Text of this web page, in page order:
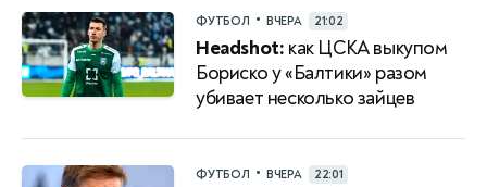
ФУТБОЛ • ВЧЕРА 21:02
Headshot: как ЦСКА выкупом
Бориско у «Балтики» разом
убивает несколько зайцев
ФУТБОЛ • ВЧЕРА 22:01